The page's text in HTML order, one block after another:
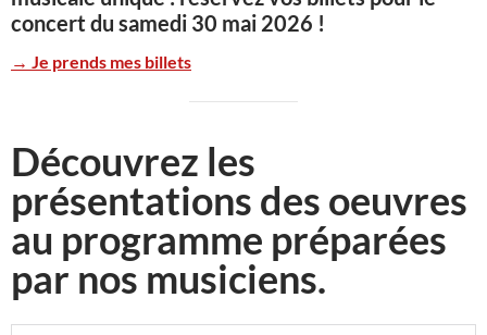
concert du samedi 30 mai 2026 !
→ Je prends mes billets
Découvrez les
présentations des oeuvres
au programme préparées
par nos musiciens.